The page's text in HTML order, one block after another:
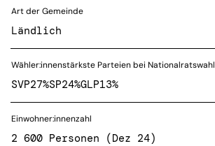
Art der Gemeinde
Ländlich
Wähler:innenstärkste Parteien bei Nationalratswahl
SVP27%SP24%GLP13%
Einwohner:innenzahl
2 600 Personen (Dez 24)